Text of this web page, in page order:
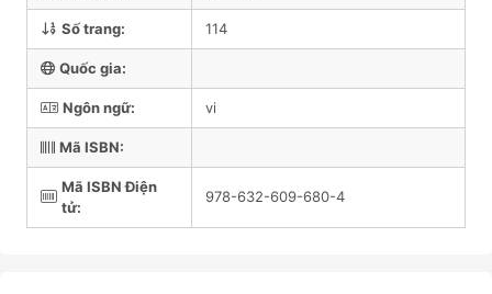
Số trang: 114
Quốc gia:
Ngôn ngữ: vi
Mã ISBN:
Mã ISBN Điện
tử:
978-632-609-680-4